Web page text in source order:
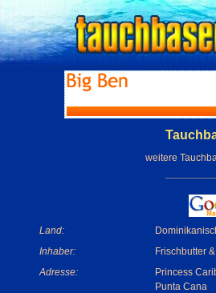
weitere
Land:
Inhaber:
Frischbutter
Adresse:
Princess
Punta Cana